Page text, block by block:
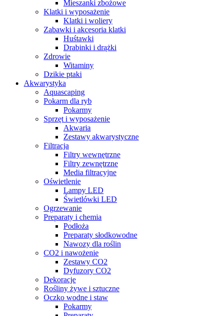
Mieszanki zbożowe
Klatki i wyposażenie
Klatki i woliery
Zabawki i akcesoria klatki
Huśtawki
Drabinki i drążki
Zdrowie
Witaminy
Dzikie ptaki
Akwarystyka
Aquascaping
Pokarm dla ryb
Pokarmy
Sprzęt i wyposażenie
Akwaria
Zestawy akwarystyczne
Filtracja
Filtry wewnętrzne
Filtry zewnętrzne
Media filtracyjne
Oświetlenie
Lampy LED
Świetlówki LED
Ogrzewanie
Preparaty i chemia
Podłoża
Preparaty słodkowodne
Nawozy dla roślin
CO2 i nawożenie
Zestawy CO2
Dyfuzory CO2
Dekoracje
Rośliny żywe i sztuczne
Oczko wodne i staw
Pokarmy